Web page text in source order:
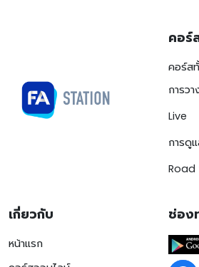
คอร์
คอร์ส
การว
Live
การดู
Road
เกี่ยวกับ
หน้าแรก
ช่อง